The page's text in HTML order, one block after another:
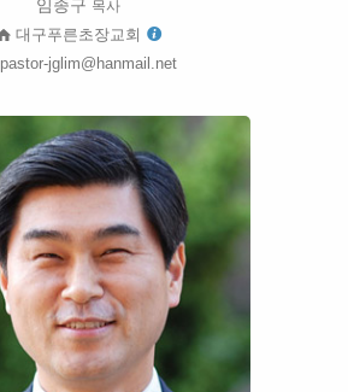
임종구 목사
대구푸른초장교회
pastor-jglim@hanmail.net